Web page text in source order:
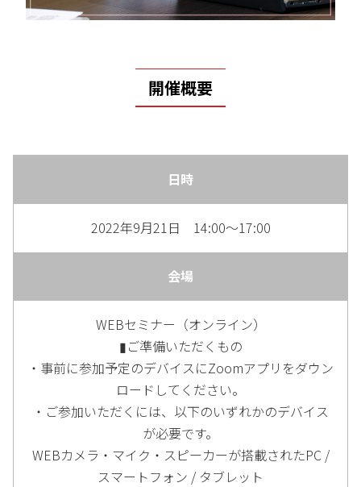
開催概要
日時
2022年9月21日 14:00～17:00
会場
WEBセミナー（オンライン）
▮ご準備いただくもの
・事前に参加予定のデバイスにZoomアプリをダウン
ロードしてください。
・ご参加いただくには、以下のいずれかのデバイス
が必要です。
WEBカメラ・マイク・スピーカーが搭載されたPC /
スマートフォン / タブレット